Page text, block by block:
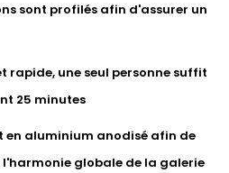
sont profilés afin d'assurer un
une seul personne suffit
25 minutes
en aluminium anodisé afin de
globale de la galerie